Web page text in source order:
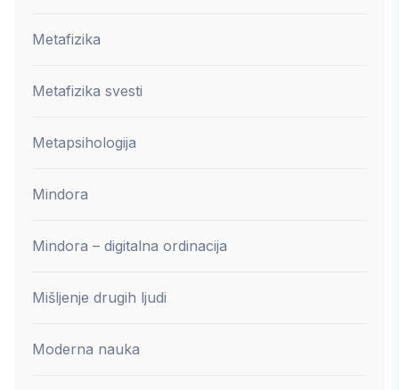
Metafizika
Metafizika svesti
Metapsihologija
Mindora
Mindora – digitalna ordinacija
Mišljenje drugih ljudi
Moderna nauka